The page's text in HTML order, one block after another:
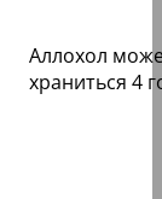
Аллохол
храниться 4